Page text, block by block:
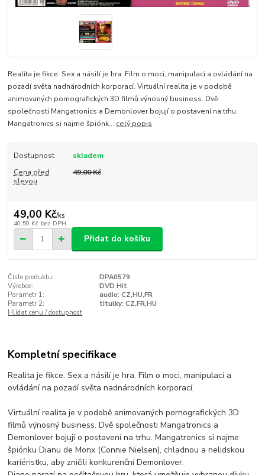
Realita je fikce. Sex a násilí je hra. Film o moci, manipulaci a ovládání na
pozadí světa nadnárodních korporací. Virtuální realita je v podobě
animovaných pornografických 3D filmů výnosný business. Dvě
společnosti Mangatronics a Demonlover bojují o postavení na trhu.
Mangatronics si najme špiónk... celý popis
Dostupnost
skladem
Cena před
slevou
49,00 Kč
49,00 Kč/ks
40,50 Kč bez DPH
Přidat do košíku
Číslo produktu:
DPA0579
Výrobce:
DVD Hit
Parametr 1:
audio: CZ,HU,FR
Parametr 2:
titulky: CZ,FR,HU
Hlídat cenu / dostupnost
Kompletní specifikace
Realita je fikce. Sex a násilí je hra. Film o moci, manipulaci a
ovládání na pozadí světa nadnárodních korporací.
Virtuální realita je v podobě animovaných pornografických 3D
filmů výnosný business. Dvě společnosti Mangatronics a
Demonlover bojují o postavení na trhu. Mangatronics si najme
špiónku Dianu de Monx (Connie Nielsen), chladnou a nelidskou
kariéristku, aby zničili konkurenční Demonlover.